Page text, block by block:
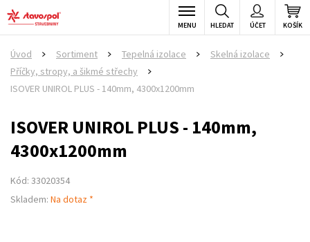
KOŠÍK
ÚČET
HLEDAT
MENU
Úvod Sortiment Tepelná izolace Skelná izolace
Příčky, stropy, a šikmé střechy
ISOVER UNIROL PLUS - 140mm, 4300x1200mm
ISOVER UNIROL PLUS - 140mm,
4300x1200mm
Kód: 33020354
Skladem: Na dotaz *